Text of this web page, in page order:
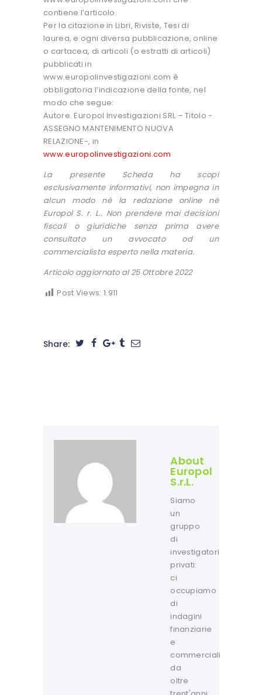
contiene l’articolo.
Per la citazione in Libri, Riviste, Tesi di
laurea, e ogni diversa pubblicazione, online
o cartacea, di articoli (o estratti di articoli)
pubblicati in
www.europolinvestigazioni.com è
obbligatoria l’indicazione della fonte, nel
modo che segue:
Autore. Europol Investigazioni SRL – Titolo -
ASSEGNO MANTENIMENTO NUOVA
RELAZIONE-, in
www.europolinvestigazioni.com
La presente Scheda ha scopi
esclusivamente informativi, non impegna in
alcun modo né la redazione online né
Europol S. r. L.. Non prendere mai decisioni
fiscali o giuridiche senza prima avere
consultato un avvocato od un
commercialista esperto nella materia.
Articolo aggiornato al 25 Ottobre 2022
Post Views: 1.911
Share:
About
Europol
S.r.L.
Siamo
un
gruppo
di
investigatori
privati:
ci
occupiamo
di
indagini
finanziarie
e
commerciali
da
oltre